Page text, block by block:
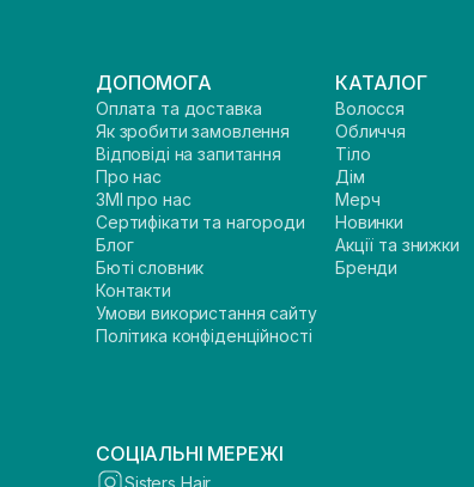
ДОПОМОГА
Оплата та доставка
Як зробити замовлення
Відповіді на запитання
Про нас
ЗМІ про нас
Сертифікати та нагороди
Блог
Бюті словник
Контакти
Умови використання сайту
Політика конфіденційності
КАТАЛОГ
Волосся
Обличчя
Тіло
Дім
Мерч
Новинки
Акції та знижки
Бренди
СОЦІАЛЬНІ МЕРЕЖІ
Sisters Hair